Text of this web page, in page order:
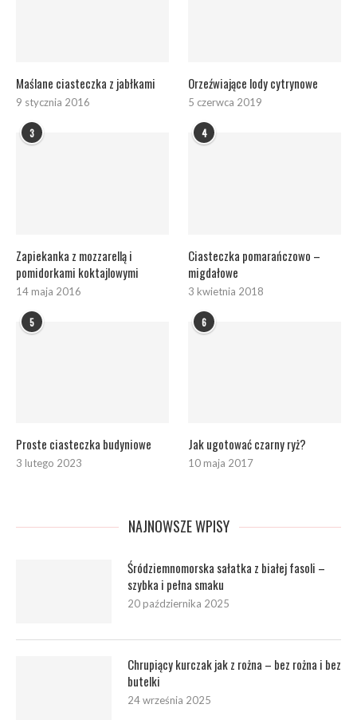
Maślane ciasteczka z jabłkami
9 stycznia 2016
Orzeźwiające lody cytrynowe
5 czerwca 2019
3
Zapiekanka z mozzarellą i
pomidorkami koktajlowymi
14 maja 2016
4
Ciasteczka pomarańczowo –
migdałowe
3 kwietnia 2018
5
Proste ciasteczka budyniowe
3 lutego 2023
6
Jak ugotować czarny ryż?
10 maja 2017
NAJNOWSZE WPISY
Śródziemnomorska sałatka z białej fasoli –
szybka i pełna smaku
20 października 2025
Chrupiący kurczak jak z rożna – bez rożna i bez
butelki
24 września 2025